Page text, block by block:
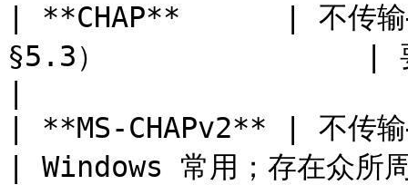
| **CHAP**      | 不传输
§5.3）               | 要求
| **MS-CHAPv2** | 不传输
| Windows 常用；存在众所